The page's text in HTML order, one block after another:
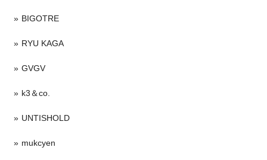
BIGOTRE
RYU KAGA
GVGV
k3＆co.
UNTISHOLD
mukcyen